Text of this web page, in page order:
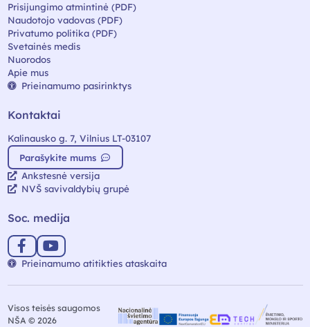
Prisijungimo atmintinė (PDF)
Naudotojo vadovas (PDF)
Privatumo politika (PDF)
Svetainės medis
Nuorodos
Apie mus
Prieinamumo pasirinktys
Kontaktai
Kalinausko g. 7, Vilnius LT-03107
Parašykite mums
Ankstesnė versija
NVŠ savivaldybių grupė
Soc. medija
Prieinamumo atitikties ataskaita
Visos teisės saugomos
NŠA © 2026